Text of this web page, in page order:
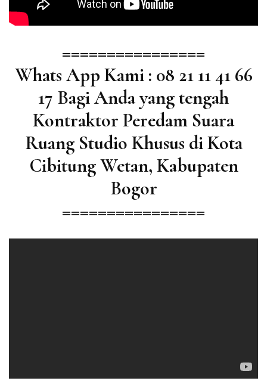
================
Whats App Kami : 08 21 11 41 66
17 Bagi Anda yang tengah
Kontraktor Peredam Suara
Ruang Studio Khusus di Kota
Cibitung Wetan, Kabupaten
Bogor
================